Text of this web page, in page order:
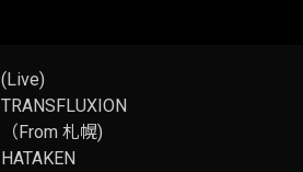
(Live)
TRANSFLUXION
（From 札幌)
HATAKEN